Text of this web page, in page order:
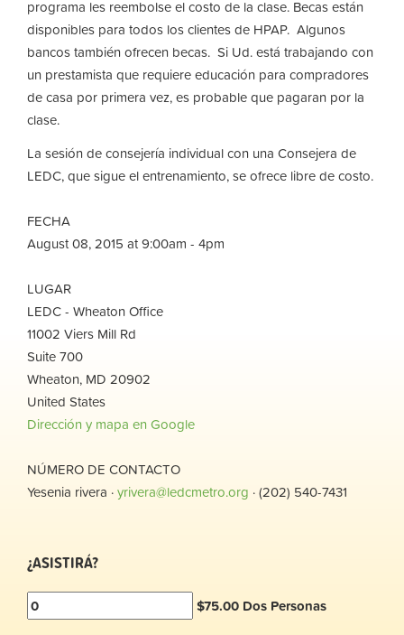
programa les reembolse el costo de la clase. Becas están
disponibles para todos los clientes de HPAP. Algunos
bancos también ofrecen becas. Si Ud. está trabajando con
un prestamista que requiere educación para compradores
de casa por primera vez, es probable que pagaran por la
clase.
La sesión de consejería individual con una Consejera de
LEDC, que sigue el entrenamiento, se ofrece libre de costo.
FECHA
August 08, 2015 at 9:00am - 4pm
LUGAR
LEDC - Wheaton Office
11002 Viers Mill Rd
Suite 700
Wheaton, MD 20902
United States
Dirección y mapa en Google
NÚMERO DE CONTACTO
Yesenia rivera ·yrivera@ledcmetro.org · (202) 540-7431
¿ASISTIRÁ?
$75.00 Dos Personas